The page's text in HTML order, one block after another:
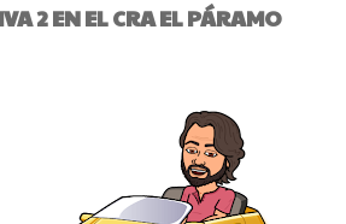
2 EN EL CRA EL PÁRAMO